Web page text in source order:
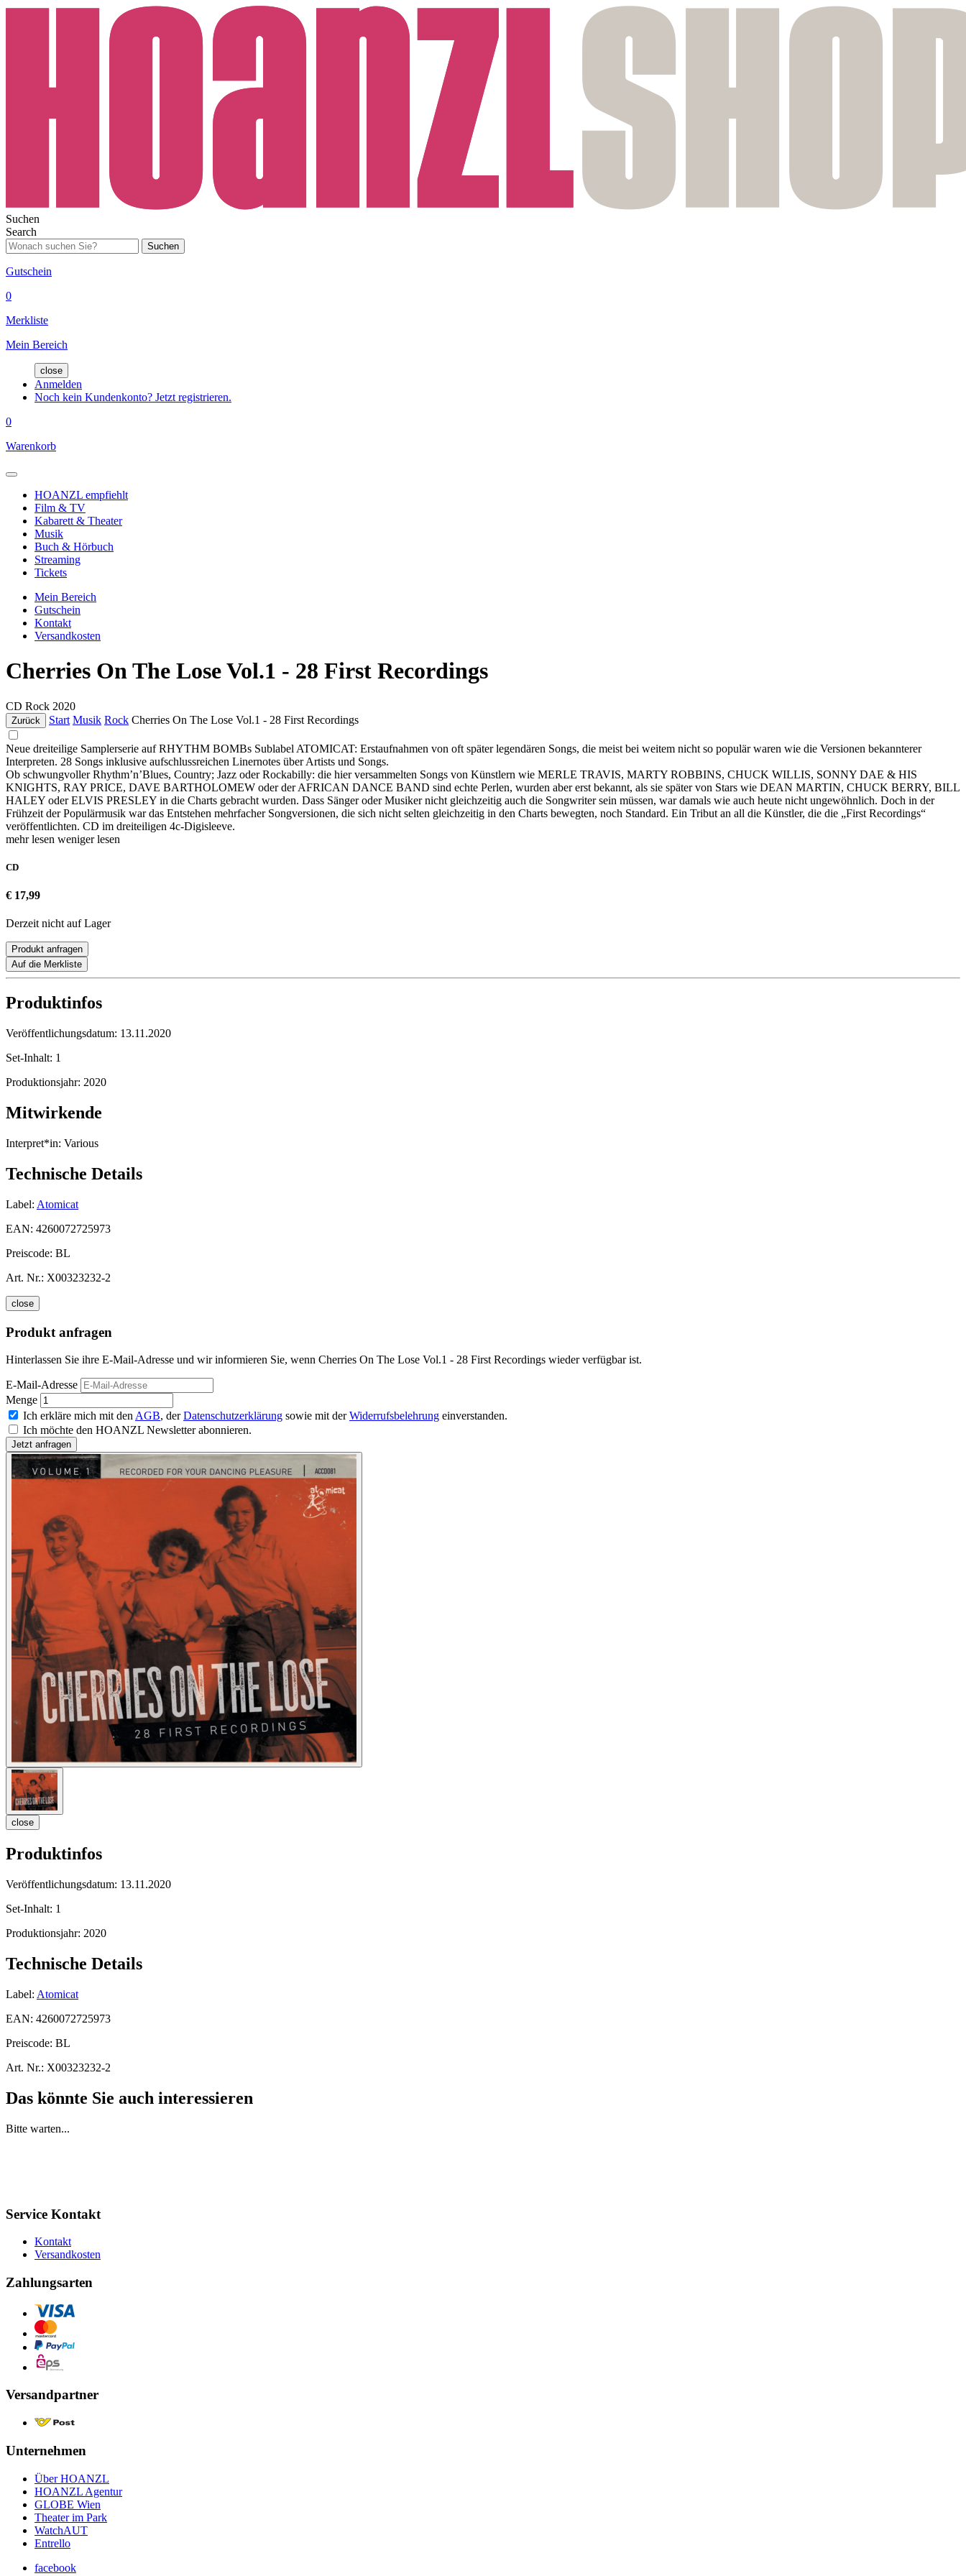
Suchen
Search
Suchen
Gutschein
0
Merkliste
Mein Bereich
close
Anmelden
Noch kein Kundenkonto? Jetzt registrieren.
0
Warenkorb
HOANZL empfiehlt
Film & TV
Kabarett & Theater
Musik
Buch & Hörbuch
Streaming
Tickets
Mein Bereich
Gutschein
Kontakt
Versandkosten
Cherries On The Lose Vol.1 - 28 First Recordings
CD Rock 2020
Zurück Start Musik Rock Cherries On The Lose Vol.1 - 28 First Recordings
Neue dreiteilige Samplerserie auf RHYTHM BOMBs Sublabel ATOMICAT: Erstaufnahmen von oft später legendären Songs, die meist bei weitem nicht so populär waren wie die Versionen bekannterer
Interpreten. 28 Songs inklusive aufschlussreichen Linernotes über Artists und Songs.
Ob schwungvoller Rhythm’n’Blues, Country; Jazz oder Rockabilly: die hier versammelten Songs von Künstlern wie MERLE TRAVIS, MARTY ROBBINS, CHUCK WILLIS, SONNY DAE & HIS
KNIGHTS, RAY PRICE, DAVE BARTHOLOMEW oder der AFRICAN DANCE BAND sind echte Perlen, wurden aber erst bekannt, als sie später von Stars wie DEAN MARTIN, CHUCK BERRY, BILL
HALEY oder ELVIS PRESLEY in die Charts gebracht wurden. Dass Sänger oder Musiker nicht gleichzeitig auch die Songwriter sein müssen, war damals wie auch heute nicht ungewöhnlich. Doch in der
Frühzeit der Populärmusik war das Entstehen mehrfacher Songversionen, die sich nicht selten gleichzeitig in den Charts bewegten, noch Standard. Ein Tribut an all die Künstler, die die „First Recordings“
veröffentlichten. CD im dreiteiligen 4c-Digisleeve.
mehr lesen weniger lesen
CD
€ 17,99
Derzeit nicht auf Lager
Produkt anfragen
Auf die Merkliste
Produktinfos
Veröffentlichungsdatum: 13.11.2020
Set-Inhalt: 1
Produktionsjahr: 2020
Mitwirkende
Interpret*in: Various
Technische Details
Label: Atomicat
EAN: 4260072725973
Preiscode: BL
Art. Nr.: X00323232-2
close
Produkt anfragen
Hinterlassen Sie ihre E-Mail-Adresse und wir informieren Sie, wenn Cherries On The Lose Vol.1 - 28 First Recordings wieder verfügbar ist.
E-Mail-Adresse
Menge
Ich erkläre mich mit den AGB, derDatenschutzerklärung sowie mit derWiderrufsbelehrung einverstanden.
Ich möchte den HOANZL Newsletter abonnieren.
close
Produktinfos
Veröffentlichungsdatum: 13.11.2020
Set-Inhalt: 1
Produktionsjahr: 2020
Technische Details
Label: Atomicat
EAN: 4260072725973
Preiscode: BL
Art. Nr.: X00323232-2
Das könnte Sie auch interessieren
Bitte warten...
Service Kontakt
Kontakt
Versandkosten
Zahlungsarten
Versandpartner
Unternehmen
Über HOANZL
HOANZL Agentur
GLOBE Wien
Theater im Park
WatchAUT
Entrello
facebook